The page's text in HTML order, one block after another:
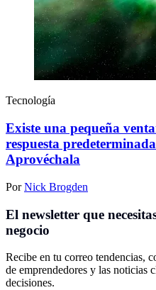
Tecnología
Existe una pequeña
respuesta
Aprovéchala
PorNick Brogden
El newsletter que
negocio
Recibe en tu correo tendencias,
de emprendedores y las noticias
decisiones.